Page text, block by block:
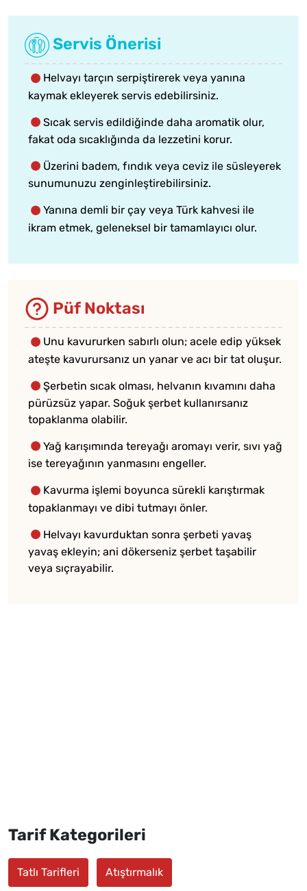
Servis Önerisi
Helvayı tarçın serpiştirerek veya yanına
kaymak ekleyerek servis edebilirsiniz.
Sıcak servis edildiğinde daha aromatik olur,
fakat oda sıcaklığında da lezzetini korur.
Üzerini badem, fındık veya ceviz ile süsleyerek
sunumunuzu zenginleştirebilirsiniz.
Yanına demli bir çay veya Türk kahvesi ile
ikram etmek, geleneksel bir tamamlayıcı olur.
Püf Noktası
Unu kavururken sabırlı olun; acele edip yüksek
ateşte kavurursanız un yanar ve acı bir tat oluşur.
Şerbetin sıcak olması, helvanın kıvamını daha
pürüzsüz yapar. Soğuk şerbet kullanırsanız
topaklanma olabilir.
Yağ karışımında tereyağı aromayı verir, sıvı yağ
ise tereyağının yanmasını engeller.
Kavurma işlemi boyunca sürekli karıştırmak
topaklanmayı ve dibi tutmayı önler.
Helvayı kavurduktan sonra şerbeti yavaş
yavaş ekleyin; ani dökerseniz şerbet taşabilir
veya sıçrayabilir.
Tarif Kategorileri
Tatlı Tarifleri Atıştırmalık